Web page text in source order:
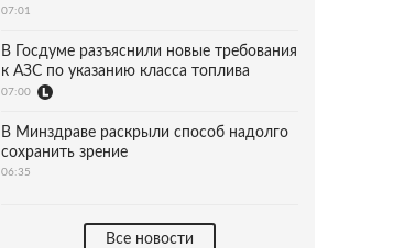
07:01
В Госдуме разъяснили новые требования
к АЗС по указанию класса топлива
07:00
В Минздраве раскрыли способ надолго
сохранить зрение
06:35
Все новости